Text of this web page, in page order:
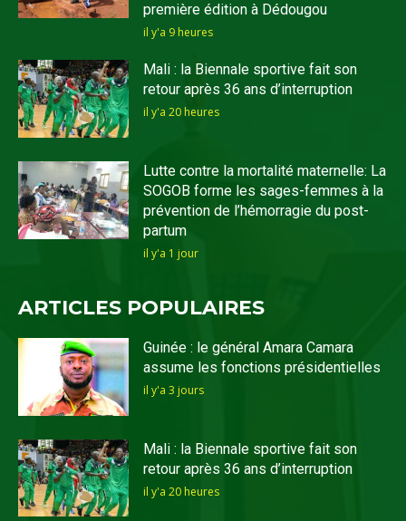
première édition à Dédougou
il y'a 9 heures
Mali : la Biennale sportive fait son
retour après 36 ans d’interruption
il y'a 20 heures
Lutte contre la mortalité maternelle: La
SOGOB forme les sages-femmes à la
prévention de l’hémorragie du post-
partum
il y'a 1 jour
ARTICLES POPULAIRES
Guinée : le général Amara Camara
assume les fonctions présidentielles
il y'a 3 jours
Mali : la Biennale sportive fait son
retour après 36 ans d’interruption
il y'a 20 heures